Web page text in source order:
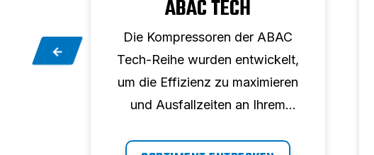
ABAC TECH
Die Kompressoren der ABAC
Tech-Reihe wurden entwickelt,
um die Effizienz zu maximieren
und Ausfallzeiten an Ihrem
indem sie Luft nach Bedarf